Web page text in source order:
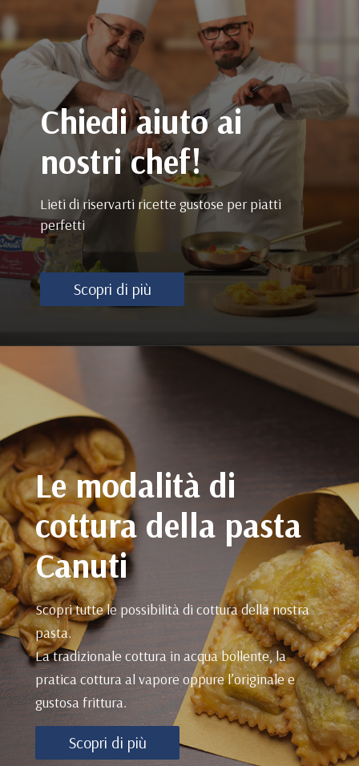
Chiedi aiuto ai
nostri chef!
Lieti di riservarti ricette gustose per piatti
perfetti
Scopri di più
Le modalità di
cottura della pasta
Canuti
Scopri tutte le possibilità di cottura della nostra
pasta.
La tradizionale cottura in acqua bollente, la
pratica cottura al vapore oppure l’originale e
gustosa frittura.
Scopri di più